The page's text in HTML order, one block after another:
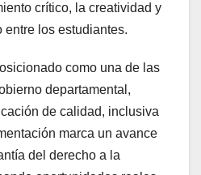
crítico, la creatividad y
los estudiantes.
como una de las
departamental,
de calidad, inclusiva
marca un avance
del derecho a la